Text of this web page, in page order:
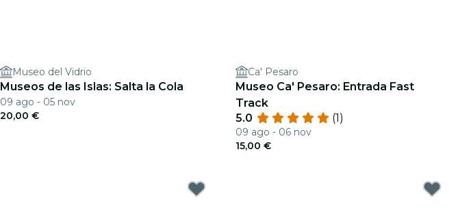
Museo del Vidrio
Museos de las Islas: Salta la Cola
09 ago - 05 nov
20,00 €
Ca' Pesaro
Museo Ca' Pesaro: Entrada Fast
Track
5.0
(1)
09 ago - 06 nov
15,00 €